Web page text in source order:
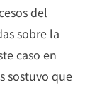
del
sobre la
caso en
sostuvo que